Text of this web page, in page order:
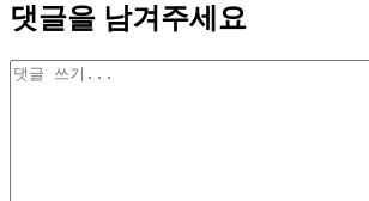
댓글을 남겨주세요
댓